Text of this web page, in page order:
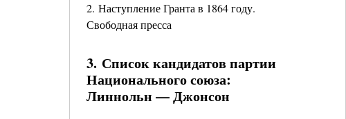
2. Наступление Гранта в 1864 году.
Свободная пресса
3. Список кандидатов партии
Национального союза:
Линнольн — Джонсон